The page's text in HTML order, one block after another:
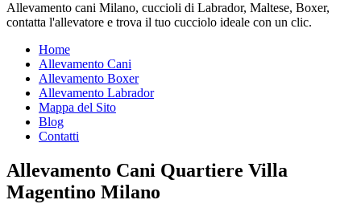
Allevamento cani Milano, cuccioli di Labrador, Maltese, Boxer,
contatta l'allevatore e trova il tuo cucciolo ideale con un clic.
Home
Allevamento Cani
Allevamento Boxer
Allevamento Labrador
Mappa del Sito
Blog
Contatti
Allevamento Cani Quartiere Villa
Magentino Milano